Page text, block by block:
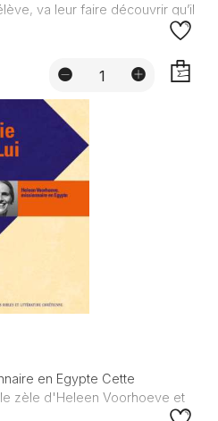
va leur faire découvrir qu’il
en Egypte Cette
zèle d'Heleen Voorhoeve et